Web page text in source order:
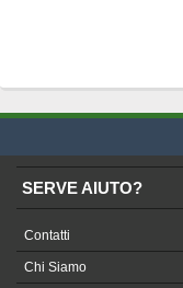
SERVE AIUTO?
Contatti
Chi Siamo